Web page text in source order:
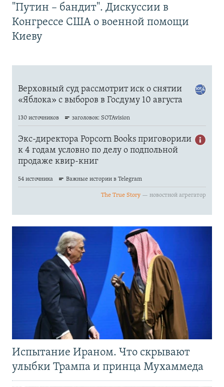
"Путин – бандит". Дискуссии в
Конгрессе США о военной помощи
Киеву
Испытание Ираном. Что скрывают
улыбки Трампа и принца Мухаммеда